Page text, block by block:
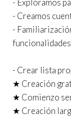
- Exploramos
- Creamos
-
- Crear lista
★ Creación
★ Comienzo
★ Creación